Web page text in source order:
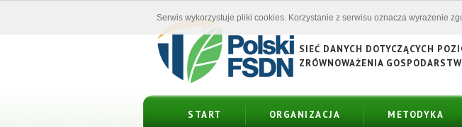
SIEĆ DANYCH DOTYCZĄCYCH
ZRÓWNOWAŻENIA
START ORGANIZACJA METODYKA
Serwis wykorzystuje pliki cookies. Korzystanie z serwisu oznacza wyrażenie